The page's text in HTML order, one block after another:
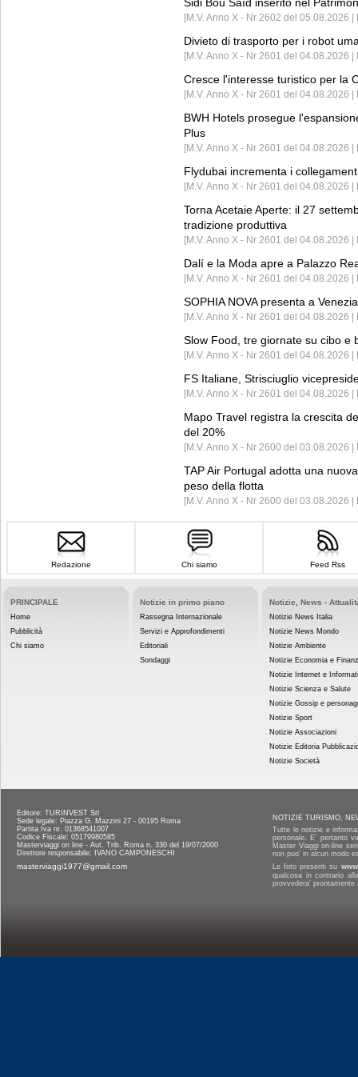
[M.V. Anno X - Nr 2602 del 05.08.2026
Divieto di trasporto per i robot
[M.V. Anno X - Nr 2601 del 04.08.2026
Cresce l'interesse turistico per la
[M.V. Anno X - Nr 2601 del 04.08.2026 |
BWH Hotels prosegue
Plus
[M.V. Anno X - Nr 2601 del 04.08.2026 |
Flydubai incrementa i
[M.V. Anno X - Nr 2601 del 04.08.2026 |
Torna Acetaie Aperte: il 27
tradizione produttiva
[M.V. Anno X - Nr 2601 del 04.08.2026 |
Dalí e la Moda apre a Palazzo
[M.V. Anno X - Nr 2601 del 04.08.2026 |
SOPHIA NOVA presenta a
[M.V. Anno X - Nr 2601 del 04.08.2026
Slow Food, tre giornate su cibo e
[M.V. Anno X - Nr 2601 del 04.08.2026 |
FS Italiane, Strisciuglio
[M.V. Anno X - Nr 2601 del 04.08.2026 |
Mapo Travel registra la crescita
del 20%
[M.V. Anno X - Nr 2600 del 03.08.2026 |
TAP Air Portugal adotta una
peso della flotta
[M.V. Anno X - Nr 2600 del 03.08.2026
Redazione Chi siamo Feed Rss
PRINCIPALE
Home
Pubblicità
Chi siamo
Notizie in primo piano
Rassegna Internazionale
Servizi e Approfondimenti
Editoriali
Sondaggi
Notizie, News -
Notizie News Italia
Notizie News Mondo
Notizie Ambiente
Notizie Economia e
Notizie Internet e
Notizie Scienza e Salute
Notizie Gossip e
Notizie Sport
Notizie Associazioni
Notizie Editoria
Notizie Società
Editore: TURINVEST Srl
Sede legale: Piazza G. Mazzini 27 - 00195 Roma
Partita Iva nr. 01368541007
Codice Fiscale: 05179980585
Masterviaggi on line - Aut. Trib. Roma n. 330 del 19/07/2000
Direttore responsabile: IVANO CAMPONESCHI
masterviaggi1977@gmail.com
NOTIZIE TURISMO,
Tutte le notizie e
personale. E' pertanto
Master Viaggi on-line
non puo' in alcun modo
Le foto presenti su
qualcosa in contrario
provvedera'